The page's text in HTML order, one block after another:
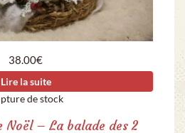
38.00€
Lire la suite
de stock
Noël – La balade des 2